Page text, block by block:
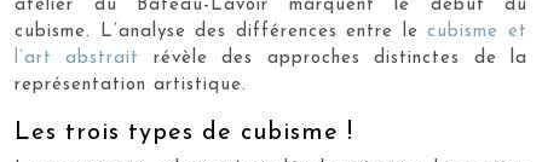
atelier du Bateau-Lavoir marquent le début du
cubisme. L’analyse des différences entre lecubisme et
l’art abstrait révèle des approches distinctes de la
représentation artistique.
Les trois types de cubisme !